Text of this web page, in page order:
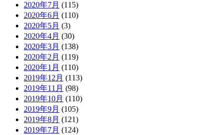
2020年7月 (115)
2020年6月 (110)
2020年5月 (3)
2020年4月 (30)
2020年3月 (138)
2020年2月 (119)
2020年1月 (110)
2019年12月 (113)
2019年11月 (98)
2019年10月 (110)
2019年9月 (105)
2019年8月 (121)
2019年7月 (124)